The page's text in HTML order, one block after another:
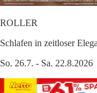
ROLLER
Schlafen in zeitloser
So. 26.7. - Sa. 22.8.2026